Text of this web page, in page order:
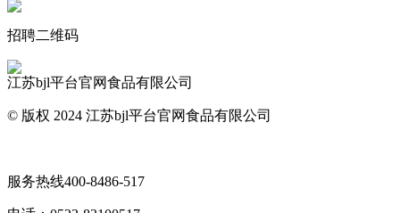
招聘二维码
江苏bjl平台官网食品有限公司
© 版权 2024 江苏bjl平台官网食品有限公司
服务热线400-8486-517